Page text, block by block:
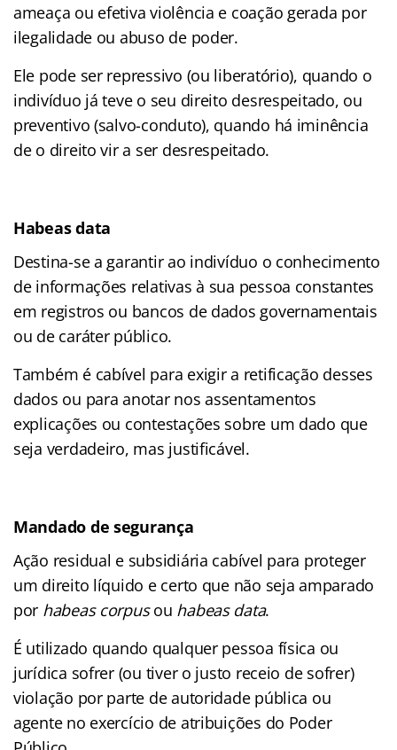
ameaça ou efetiva violência e coação gerada por
ilegalidade ou abuso de poder.
Ele pode ser repressivo (ou liberatório), quando o
indivíduo já teve o seu direito desrespeitado, ou
preventivo (salvo-conduto), quando há iminência
de o direito vir a ser desrespeitado.
Habeas data
Destina-se a garantir ao indivíduo o conhecimento
de informações relativas à sua pessoa constantes
em registros ou bancos de dados governamentais
ou de caráter público.
Também é cabível para exigir a retificação desses
dados ou para anotar nos assentamentos
explicações ou contestações sobre um dado que
seja verdadeiro, mas justificável.
Mandado de segurança
Ação residual e subsidiária cabível para proteger
um direito líquido e certo que não seja amparado
por habeas corpusou habeas data.
É utilizado quando qualquer pessoa física ou
jurídica sofrer (ou tiver o justo receio de sofrer)
violação por parte de autoridade pública ou
agente no exercício de atribuições do Poder